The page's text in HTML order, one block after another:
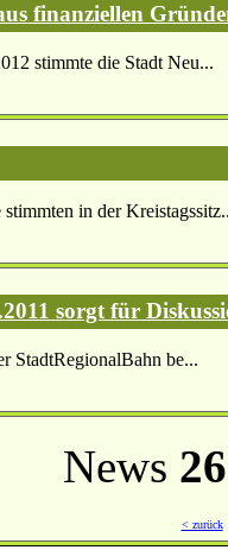
finanziellen
stimmte die Stadt Neu...
in der
sorgt für
StadtRegionalBahn be...
News
< zurück